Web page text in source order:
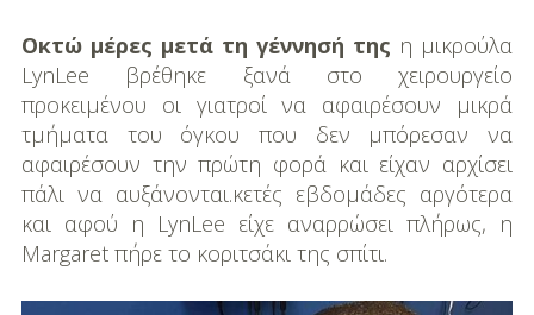
Οκτώ μέρες μετά τη γέννησή της η μικρούλα
LynLee βρέθηκε ξανά στο χειρουργείο
προκειμένου οι γιατροί να αφαιρέσουν μικρά
τμήματα του όγκου που δεν μπόρεσαν να
αφαιρέσουν την πρώτη φορά και είχαν αρχίσει
πάλι να αυξάνονται.κετές εβδομάδες αργότερα
και αφού η LynLee είχε αναρρώσει πλήρως, η
Margaret πήρε το κοριτσάκι της σπίτι.